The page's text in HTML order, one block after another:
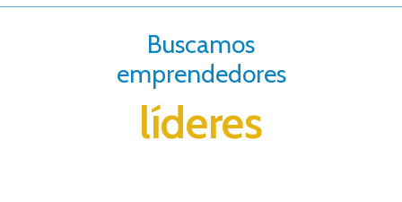
Buscamos
emprendedores
líderes